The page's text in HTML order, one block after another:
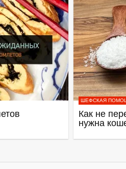
ШЕФСКАЯ
Как не
нужна